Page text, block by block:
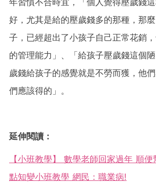
好，尤其是給的壓歲錢多的那種，那
子，已經超出了小孩子自己正常花銷
的管理能力」、「給孩子壓歲錢這個
歲錢給孩子的感覺就是不勞而獲，他
們應該得的」。
延伸閱讀：
【小班教學】 數學老師回家過年 順
點知變小班教學 網民：職業病!